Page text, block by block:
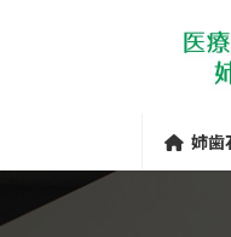
キ
に
姉歯